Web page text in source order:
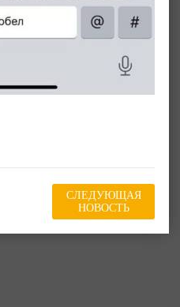
СЛЕДУЮЩАЯ
НОВОСТЬ